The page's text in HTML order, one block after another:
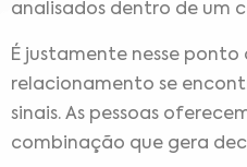
analisados dentro de um
É justamente nesse
relacionamento se
sinais. As pessoas
combinação que gera